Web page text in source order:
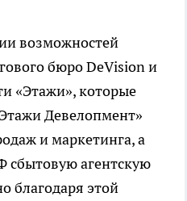
возможностей
бюро DeVision и
«Этажи», которые
Девелопмент»
и маркетинга, а
агентскую
благодаря этой